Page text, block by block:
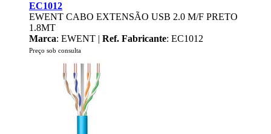
EC1012
EWENT CABO EXTENSÃO USB 2.0 M/F PRETO
1.8MT
Marca: EWENT | Ref. Fabricante: EC1012
Preço sob consulta